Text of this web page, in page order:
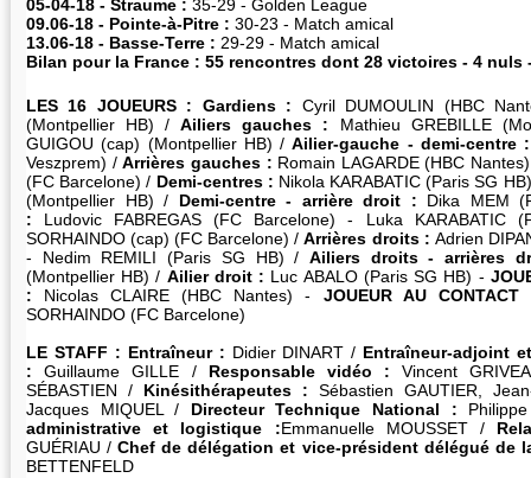
05-04-18 - Straume : 35-29 - Golden League
09.06-18 - Pointe-à-Pitre : 30-23 - Match amical
13.06-18 - Basse-Terre : 29-29 - Match amical
Bilan pour la France : 55 rencontres dont 28 victoires - 4 nuls
LES 16 JOUEURS : Gardiens :
Cyril DUMOULIN (HBC
(Montpellier HB) / Ailiers gauches :
Mathieu GREBILLE
GUIGOU (cap) (Montpellier HB) / Ailier-gauche - demi-centre :
Veszprem) / Arrières gauches : Romain LAGARDE (HBC
(FC Barcelone) / Demi-centres : Nikola KARABATIC (Paris SG
(Montpellier HB) /
Demi-centre - arrière droit :
Dika MEM
:
Ludovic FABREGAS (FC Barcelone) - Luka KARABATIC
SORHAINDO (cap) (FC Barcelone) / Arrières droits : Adrien
- Nedim REMILI (Paris SG HB) / Ailiers droits - arrières
(Montpellier HB) / Ailier droit : Luc ABALO (Paris SG HB) -
:
Nicolas CLAIRE (HBC Nantes) -
JOUEUR AU
SORHAINDO (FC Barcelone)
LE STAFF : Entraîneur : Didier DINART / Entraîneur-adjoint
:
Guillaume GILLE / Responsable vidéo :
Vincent
SÉBASTIEN /
Kinésithérapeutes :
Sébastien GAUTIER,
Jacques MIQUEL /
Directeur Technique National :
administrative et logistique :Emmanuelle MOUSSET /
GUÉRIAU / Chef de délégation et vice-président délégué de
BETTENFELD